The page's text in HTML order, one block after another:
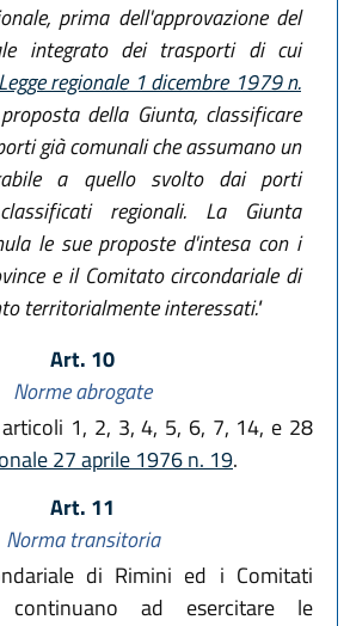
prima dell'approvazione del
integrato dei trasporti di cui
regionale 1 dicembre 1979 n.
della Giunta, classificare
già comunali che assumano un
a quello svolto dai porti
regionali. La Giunta
le sue proposte d'intesa con i
e il Comitato circondariale di
territorialmente interessati."
Art. 10
Norme abrogate
1, 2, 3, 4, 5, 6, 7, 14, e 28
27 aprile 1976 n. 19.
Art. 11
Norma transitoria
di Rimini ed i Comitati
continuano ad esercitare le